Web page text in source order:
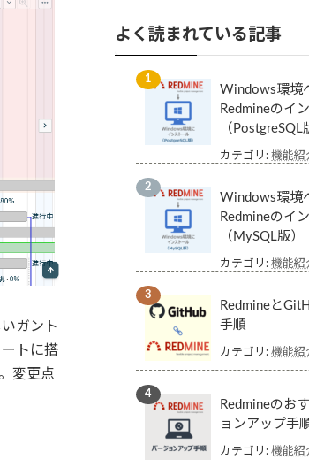
ガント
トに搭
変更点
よく読まれている記事
Windows環境
Redmineのイ
（PostgreSQL
カテゴリ:機能紹
Windows環境
Redmineのイ
（MySQL版）
カテゴリ:機能紹
Redmineと
手順
カテゴリ:機能紹
Redmineのお
ョンアップ手
カテゴリ:機能紹